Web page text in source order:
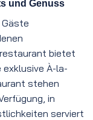
und Genuss
bietet
À-la-
stehen
in
serviert